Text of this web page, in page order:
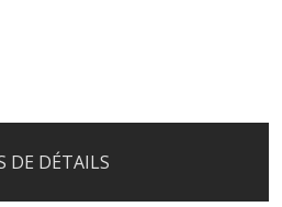
DE DÉTAILS